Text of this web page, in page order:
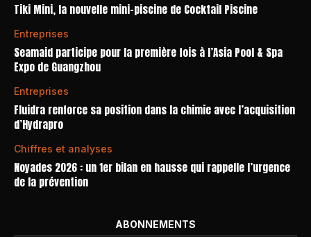
Tiki Mini, la nouvelle mini-piscine de Cocktail Piscine
Entreprises
Seamaid participe pour la première fois à l’Asia Pool & Spa
Expo de Guangzhou
Entreprises
Fluidra renforce sa position dans la chimie avec l’acquisition
d’Hydrapro
Chiffres et analyses
Noyades 2026 : un 1er bilan en hausse qui rappelle l’urgence
de la prévention
ABONNEMENTS